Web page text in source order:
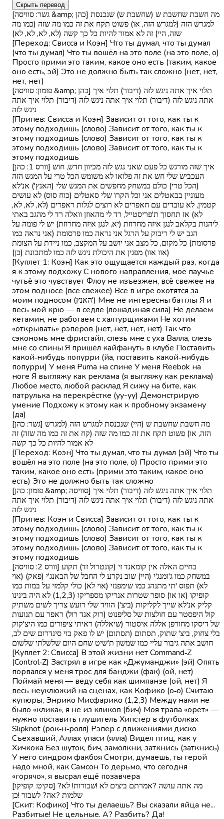
Скрыть перевод
[גשר: סוויסה &amp; כהן] מה חשבת שחשבת ש (שחשבת ש) שנכנסת
למגרש הזה (למגרש הזה, או) פשוט תקח את זה כמו מה שזה (כמו מה
שזה, היי) זה לא אמור להיות כל כך קשה (לא, לא, לא, לא)
[Переход: Свисса и Коэн] Что ты думал, что ты думал
(что ты думал) Что ты вошёл на это поле (на это поле, о)
Просто прими это таким, какое оно есть (таким, какое
оно есть, эй) Это не должно быть так сложно (нет, нет,
нет, нет)
[פזמון: סוויסה &amp; כהן] תלוי איך אתה ניגש לזה (דיבור) תלוי איך
אתה ניגש לזה (דיבור) תלוי איך אתה ניגש לזה (דיבור) תלוי איך אתה
ניגש לזה
[Припев: Свисса и Коэн] Зависит от того, как ты к
этому подходишь (слово) Зависит от того, как ты к
этому подходишь (слово) Зависит от того, как ты к
этому подходишь (слово) Зависит от того, как ты к
этому подходишь
[וורס 1: כהן] איך שזה מורגש כל פעם שאני נגש לזה מכיוון חדש, חוש
העכביש שלי חש את זה פלואו לא משומש הכל טרי על המגש הזה
(הכל טרי) כולם במשחק מחפשים את המגש שלי (האנץ') אנ'לא
מעוניין בבאטלים אני וכל הקרו שלי סאטלים (כוח סוס) לא עושים
קטמין, לא עובדים עם חאפרים לא רוצים לגלות ראפרים (לא, לא, לא,
לא) אז תחסוך ת'פריסטייל, רד לי מהאוזן וואלה רד לי מהגב באתי
ליהנות בקלאב לנגן איזה מחרוזת (יא, לנגן איזה מחרוזת) יש לי פומה על
הגב יש לי ריבוק על הרגל אני נראה כמו פרסומת (אני נראה כמו
פרסומת) כל מקום, כל מצב אני יושב על המקצב, כמו ניידת על הצומת
(אוו אוו) מפגין את היכולת ניגש לזה כמו למתכונת (כן)
[Куплет 1: Коэн] Как это ощущается каждый раз, когда
я к этому подхожу С нового направления, моё паучье
чутьё это чувствует Флоу не изъезжен, всё свежее на
этом подносе (всё свежее) Все в игре охотятся за
моим подносом (האנץ') Мне не интересны баттлы Я и
весь мой крю — в седле (лошадиная сила) Не делаем
кетамин, не работаем с халтурщиками Не хотим
«открывать» рэперов (нет, нет, нет, нет) Так что
сэкономь мне фристайл, слезь мне с уха Валла, слезь
мне со спины Я пришёл кайфануть в клубе Поставить
какой‑нибудь попурри (йа, поставить какой‑нибудь
попурри) У меня Puma на спине У меня Reebok на
ноге Я выгляжу как реклама (я выгляжу как реклама)
Любое место, любой расклад Я сижу на бите, как
патрулька на перекрёстке (уу-уу) Демонстрирую
умение Подхожу к этому как к пробному экзамену
(да)
[גשר: כהן] מה חשבת שחשבת ש (היי) שנכנסת למגרש הזה (למגרש
הזה, או) פשוט תקח את זה כמו מה שזה (קח את זה כמו מה שזה) זה
לא אמור להיות כל כך קשה
[Переход: Коэн] Что ты думал, что ты думал (эй) Что ты
вошёл на это поле (на это поле, о) Просто прими это
таким, какое оно есть (прими это таким, какое оно
есть) Это не должно быть так сложно
[פזמון: כהן &amp; סוויסה] תלוי איך אתה ניגש לזה (דיבור) תלוי איך
אתה ניגש לזה (דיבור) תלוי איך אתה ניגש לזה (דיבור) תלוי איך אתה
ניגש לזה
[Припев: Коэн и Свисса] Зависит от того, как ты к
этому подходишь (слово) Зависит от того, как ты к
этому подходишь (слово) Зависит от того, как ты к
этому подходишь (слово) Зависит от того, как ты к
этому подходишь
[וורס 2: סוויסה] בחיים האלה אין קומאנד זי (קונטרול זד) תקוע
במשחק כמו ג'ומנג'י (היי) שוב נקרע לי החבל של הבאנג'י (פאק) (אוי
לא) תפוס 'תי מתנהג כמו שימפנזי (אוי לא) כולי קלמזי על במות כמו
קופיקו (או או) סופר שטרות אנריקו מספריקו (1,2,3) לא היה בינינו
קליק אנ'לא שייך לקליקות (ביצ') הוויד שלי רועש צריך לשים משתיק
קול היפסטר עם חולצות של סליפנוט (רוק אנד רול) ראפר עם תנועות
של דיסקו מחורפן אללה איסטור (שיאללה) ראיתי ציפורים כמו היצ'קוק
בלי צחוק, ביצ' שתוק, תסתום (תסתום) יש לו פאק בוי סינדרום שים לב,
חושב אתה גיבור עליי כמו שמשון ת'שיט שחם היום שלשלתי שלשום
[Куплет 2: Свисса] В этой жизни нет Command‑Z
(Control‑Z) Застрял в игре как «Джуманджи» (эй) Опять
порвался у меня трос для банджи (фак) (ой, нет)
Поймай меня — веду себя как шимпанзе (ой, нет) Я
весь неуклюжий на сценах, как Кофико (о‑о) Считаю
купюры, Энрико Мисфарико (1,2,3) Между нами не
было «клика», я не из кликов (бич) Моя трава «орёт» —
нужно поставить глушитель Хипстер в футболках
Slipknot (рок‑н‑ролл) Рэпер с движениями диско
Съехавший, Аллах упаси (ялла) Видел птиц, как у
Хичкока Без шуток, бич, замолкни, заткнись (заткнись)
У него синдром факбоя Смотри, думаешь, ты герой
надо мной, как Самсон То дерьмо, что сегодня
«горячо», я высрал ещё позавчера
[סקיט: קופיקו] ?מה אתה עושה ?אמרתם ביצים לא !שבורות! לא
שלמות ?אה? לשבור !כן
[Скит: Кофико] Что ты делаешь? Вы сказали яйца не...
Разбитые! Не цельные. А? Разбить? Да!